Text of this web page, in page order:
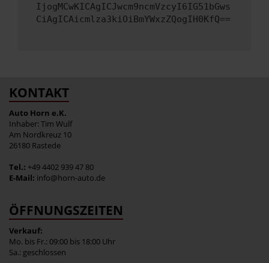
IjogMCwKICAgICJwcm9ncmVzcyI6IG51bGws
CiAgICAicmlza3kiOiBmYWxzZQogIH0KfQ==
KONTAKT
Auto Horn e.K.
Inhaber: Tim Wulf
Am Nordkreuz 10
26180 Rastede
Tel.: +49 4402 939 47 80
E-Mail: info@horn-auto.de
ÖFFNUNGSZEITEN
Verkauf:
Mo. bis Fr.: 09:00 bis 18:00 Uhr
Sa.: geschlossen